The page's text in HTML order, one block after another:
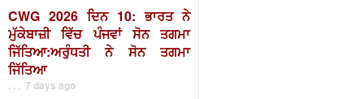
CWG 2026 ਦਿਨ 10: ਭਾਰਤ ਨੇ
ਮੁੱਕੇਬਾਜ਼ੀ ਵਿੱਚ ਪੰਜਵਾਂ ਸੋਨ ਤਗਮਾ
ਜਿੱਤਿਆ:ਅਰੁੰਧਤੀ ਨੇ ਸੋਨ ਤਗਮਾ
ਜਿੱਤਿਆ
. . . 7 days ago